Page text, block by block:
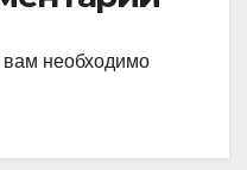
необходимо